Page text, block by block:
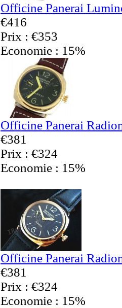
Officine Panerai
€416
Prix : €353
Economie : 15%
Officine Panerai
€381
Prix : €324
Economie : 15%
Officine Panerai
€381
Prix : €324
Economie : 15%